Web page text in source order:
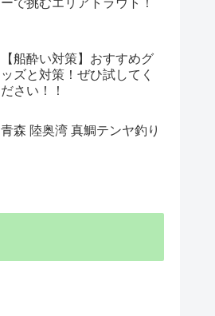
【船酔い対策】おすすめグ
ッズと対策！ぜひ試してく
ださい！！
青森 陸奥湾 真鯛テンヤ釣り